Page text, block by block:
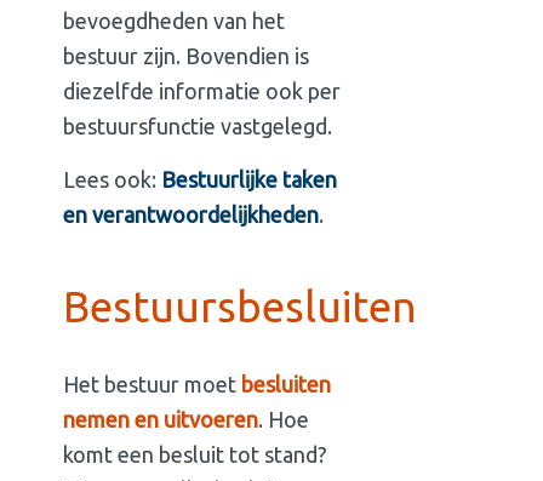
bevoegdheden van het
bestuur zijn. Bovendien is
diezelfde informatie ook per
bestuursfunctie vastgelegd.
Lees ook: Bestuurlijke taken
en verantwoordelijkheden.
Bestuursbesluiten
Het bestuur moet besluiten
nemen en uitvoeren. Hoe
komt een besluit tot stand?